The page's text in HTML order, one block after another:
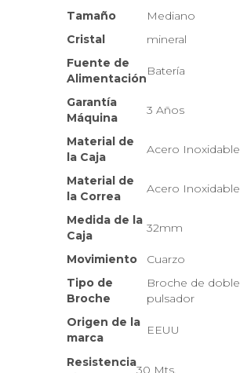
Tamaño
Mediano
Cristal
mineral
Fuente de
Alimentación
Batería
Garantía
Máquina
3 Años
Material de
la Caja
Acero Inoxidable
Material de
la Correa
Acero Inoxidable
Medida de la
Caja
32mm
Movimiento
Cuarzo
Tipo de
Broche
Broche de doble
pulsador
Origen de la
marca
EEUU
Resistencia
30 Mts.